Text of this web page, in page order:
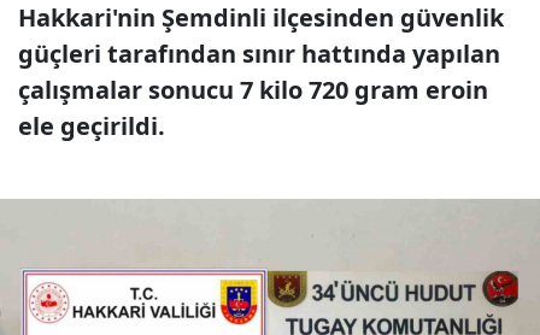
Hakkari'nin Şemdinli ilçesinden güvenlik
güçleri tarafından sınır hattında yapılan
çalışmalar sonucu 7 kilo 720 gram eroin
ele geçirildi.